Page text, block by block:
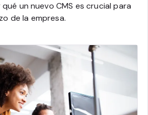
un nuevo CMS es crucial para
de la empresa.